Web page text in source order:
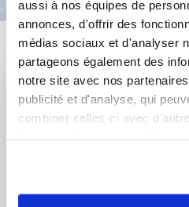
aussi à nos équipes de
annonces, d'offrir des
médias sociaux et d'analyser
partageons également des
notre site avec nos
publicité et d'analyse, qui
combiner celles-ci avec
Vous aimerez aussi